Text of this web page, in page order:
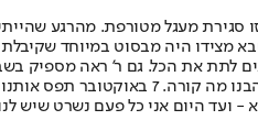
מעגל מטורפת. מהרגע
היה מבסוט במיוחד שקיבלתי
לתת את הכל. גם ר' ראה מספיק
ר' לוקח בחזרה את המושכות: "בדיעבד, הייתי במצבים שסבא היה בהם. כשהמלחמה התחילה
- ועד היום אני כל פעם נשרט שיש